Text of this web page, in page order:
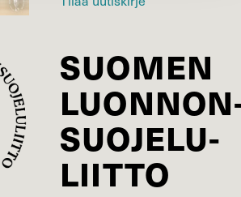
SUOMEN
SUOJELU­
LIITTO